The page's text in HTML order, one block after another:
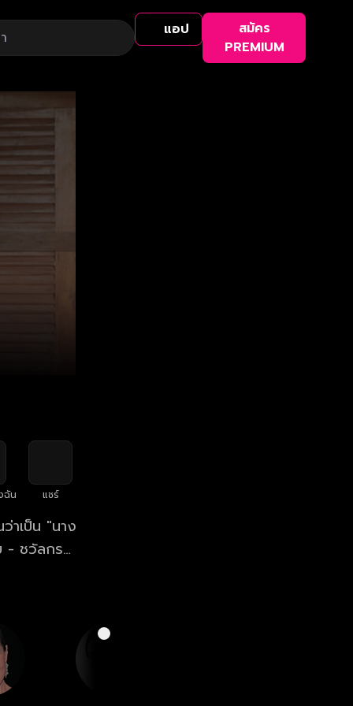
แอป
สมัคร
PREMIUM
ฉัน แชร์
าเป็น "นาง
- ชวัลกร
ดจํารัส
ษ์รักษา